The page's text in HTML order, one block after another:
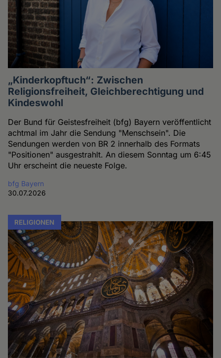
„Kinderkopftuch“: Zwischen
Religionsfreiheit, Gleichberechtigung und
Kindeswohl
Der Bund für Geistesfreiheit (bfg) Bayern veröffentlicht
achtmal im Jahr die Sendung "Menschsein". Die
Sendungen werden von BR 2 innerhalb des Formats
"Positionen" ausgestrahlt. An diesem Sonntag um 6:45
Uhr erscheint die neueste Folge.
bfg Bayern
30.07.2026
RELIGIONEN